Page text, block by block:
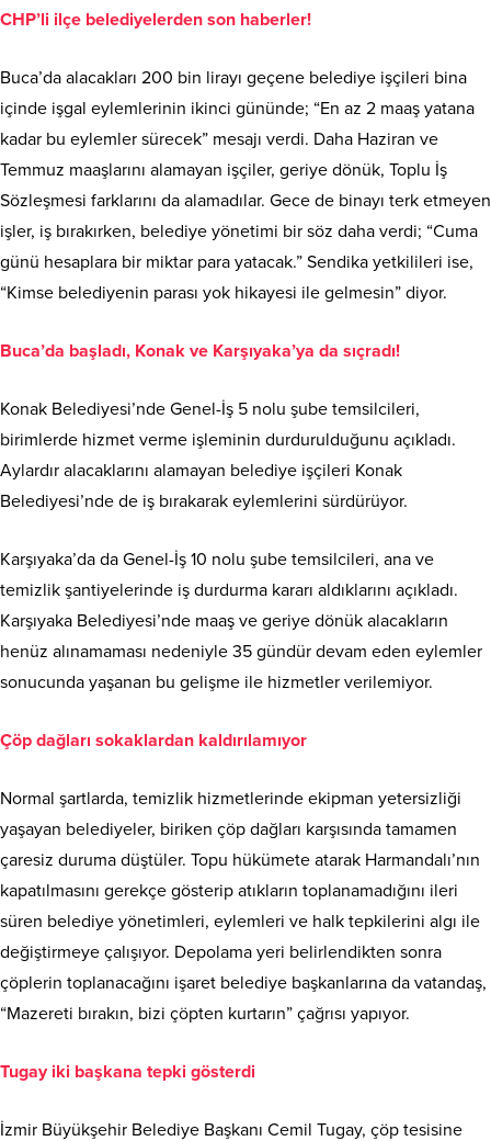
CHP’li ilçe belediyelerden son haberler!
Buca’da alacakları 200 bin lirayı geçene belediye işçileri bina
içinde işgal eylemlerinin ikinci gününde; “En az 2 maaş yatana
kadar bu eylemler sürecek” mesajı verdi. Daha Haziran ve
Temmuz maaşlarını alamayan işçiler, geriye dönük, Toplu İş
Sözleşmesi farklarını da alamadılar. Gece de binayı terk etmeyen
işler, iş bırakırken, belediye yönetimi bir söz daha verdi; “Cuma
günü hesaplara bir miktar para yatacak.” Sendika yetkilileri ise,
“Kimse belediyenin parası yok hikayesi ile gelmesin” diyor.
Buca’da başladı, Konak ve Karşıyaka’ya da sıçradı!
Konak Belediyesi’nde Genel-İş 5 nolu şube temsilcileri,
birimlerde hizmet verme işleminin durdurulduğunu açıkladı.
Aylardır alacaklarını alamayan belediye işçileri Konak
Belediyesi’nde de iş bırakarak eylemlerini sürdürüyor.
Karşıyaka’da da Genel-İş 10 nolu şube temsilcileri, ana ve
temizlik şantiyelerinde iş durdurma kararı aldıklarını açıkladı.
Karşıyaka Belediyesi’nde maaş ve geriye dönük alacakların
henüz alınamaması nedeniyle 35 gündür devam eden eylemler
sonucunda yaşanan bu gelişme ile hizmetler verilemiyor.
Çöp dağları sokaklardan kaldırılamıyor
Normal şartlarda, temizlik hizmetlerinde ekipman yetersizliği
yaşayan belediyeler, biriken çöp dağları karşısında tamamen
çaresiz duruma düştüler. Topu hükümete atarak Harmandalı’nın
kapatılmasını gerekçe gösterip atıkların toplanamadığını ileri
süren belediye yönetimleri, eylemleri ve halk tepkilerini algı ile
değiştirmeye çalışıyor. Depolama yeri belirlendikten sonra
çöplerin toplanacağını işaret belediye başkanlarına da vatandaş,
“Mazereti bırakın, bizi çöpten kurtarın” çağrısı yapıyor.
Tugay iki başkana tepki gösterdi
İzmir Büyükşehir Belediye Başkanı Cemil Tugay, çöp tesisine